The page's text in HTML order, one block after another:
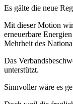
Es gälte die neue
Mit dieser Motion
erneuerbare
Mehrheit des
Das
unterstützt.
Sinnvoller wäre es